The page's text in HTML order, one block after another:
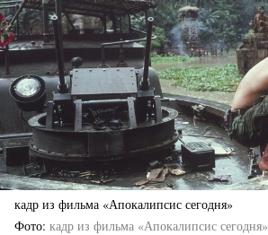
кадр из фильма «Апокалипсис сегодня»
Фото кадр из фильма «Апокалипсис сегодня»